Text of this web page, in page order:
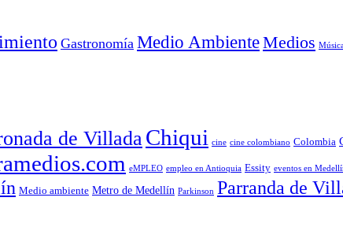
Gastronomía Medio AmbienteMedios
de VilladaChiqui cine cine colombiano Colombia
eMPLEO empleo en Antioquia Essity eventos en
Medio ambiente Metro de Medellín Parkinson Parranda de